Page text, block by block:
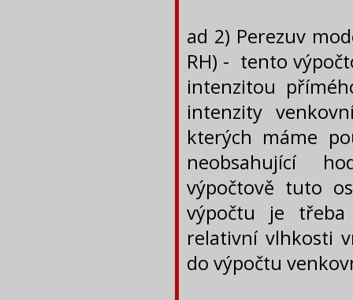
ad 2) Perezuv
RH) - tento
intenzitou
intenzity
kterých máme
neobsahující
výpočtově tuto
výpočtu je
relativní vlhkosti
do výpočtu